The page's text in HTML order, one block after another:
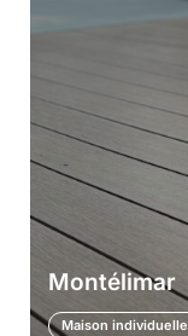
Montélimar
Maison individuelle